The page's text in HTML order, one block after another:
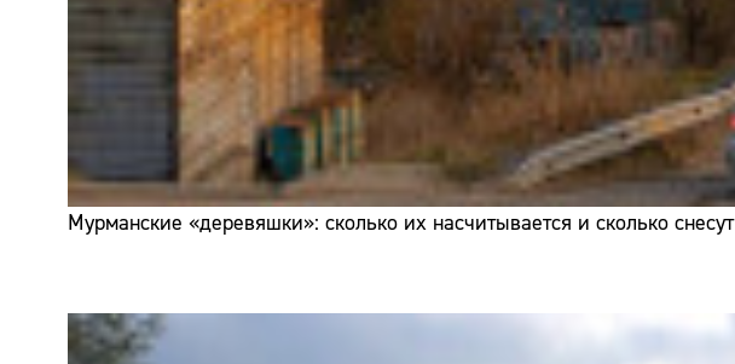
Мурманские «деревяшки»: сколько их насчитывается и сколько снесут